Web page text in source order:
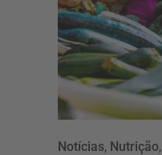
Notícias, Nutrição,